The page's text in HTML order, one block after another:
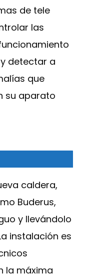
de tele
las
detectar a
que
su aparato
caldera,
Buderus,
y llevándolo
instalación es
la máxima